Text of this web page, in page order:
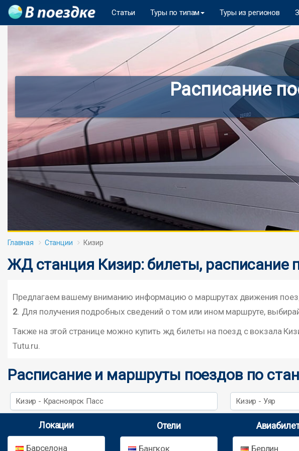
Статьи Туры по типам Туры из регионов
Расписание
Главная Станции Кизир
ЖД станция Кизир: билеты, расписание
Предлагаем вашему вниманию информацию о маршрутах движения
2. Для получения подробных сведений о том или ином маршруте,
Также на этой странице можно купить жд билеты на поезд с вокзала
Tutu.ru.
Расписание и маршруты поездов по
Кизир - Красноярск Пасс Кизир - Уяр
Локации
Барселона
Отели
Бангкок Берлин